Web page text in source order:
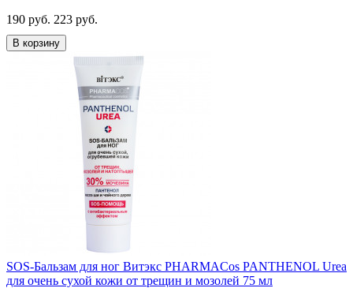
190 руб. 223 руб.
В корзину
SOS-Бальзам для ног Витэкс PHARMACos PANTHENOL Urea
для очень сухой кожи от трещин и мозолей 75 мл